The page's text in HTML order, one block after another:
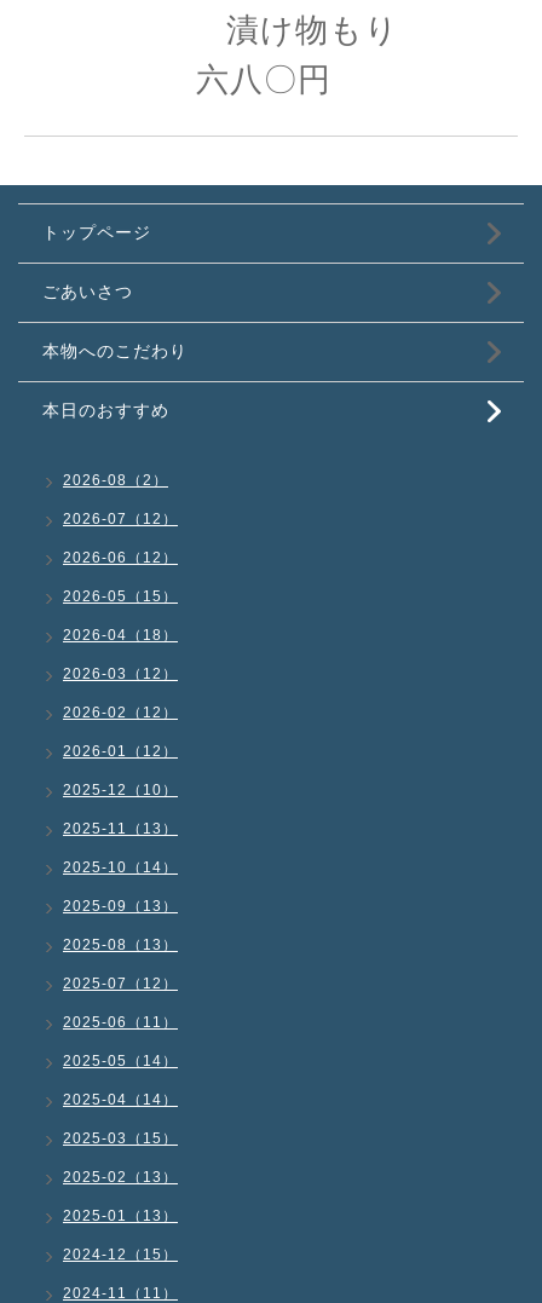
漬け物もり
六八〇円
トップページ
ごあいさつ
本物へのこだわり
本日のおすすめ
2026-08（2）
2026-07（12）
2026-06（12）
2026-05（15）
2026-04（18）
2026-03（12）
2026-02（12）
2026-01（12）
2025-12（10）
2025-11（13）
2025-10（14）
2025-09（13）
2025-08（13）
2025-07（12）
2025-06（11）
2025-05（14）
2025-04（14）
2025-03（15）
2025-02（13）
2025-01（13）
2024-12（15）
2024-11（11）